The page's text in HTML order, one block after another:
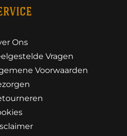
Ons
Vragen
Voorwaarden